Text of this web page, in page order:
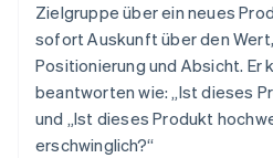
Zielgruppe über ein neues
sofort Auskunft über den
Positionierung und Absicht. Er
beantworten wie: „Ist dieses
und „Ist dieses Produkt
erschwinglich?“